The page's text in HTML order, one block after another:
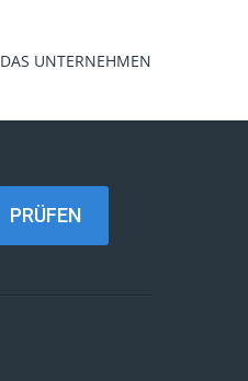
DAS UNTERNEHMEN